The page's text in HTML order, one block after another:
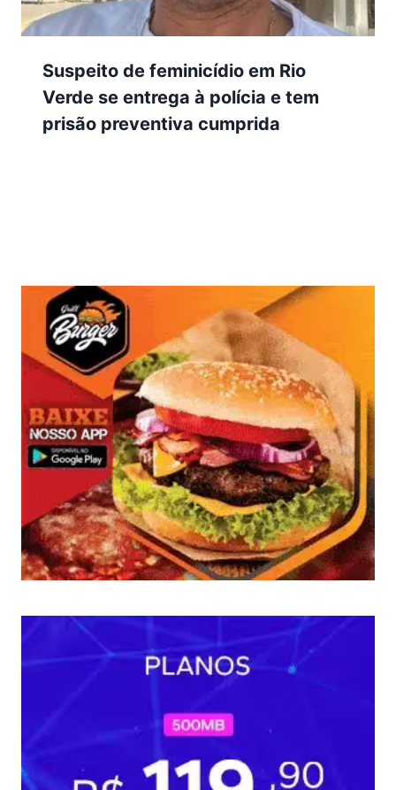
Suspeito de feminicídio em Rio
Verde se entrega à polícia e tem
prisão preventiva cumprida